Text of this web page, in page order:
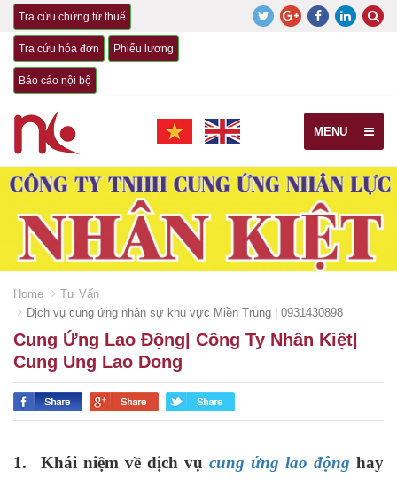
Tra cứu chứng từ thuế
Tra cứu hóa đơn Phiếu lương
Báo cáo nội bộ
MENU
Home
Tư Vấn
Dịch vụ cung ứng nhân sự khu vực Miền Trung | 0931430898
Cung Ứng Lao Động| Công Ty Nhân Kiệt|
Cung Ung Lao Dong
1. Khái niệm về dịch vụ cung ứng lao động hay